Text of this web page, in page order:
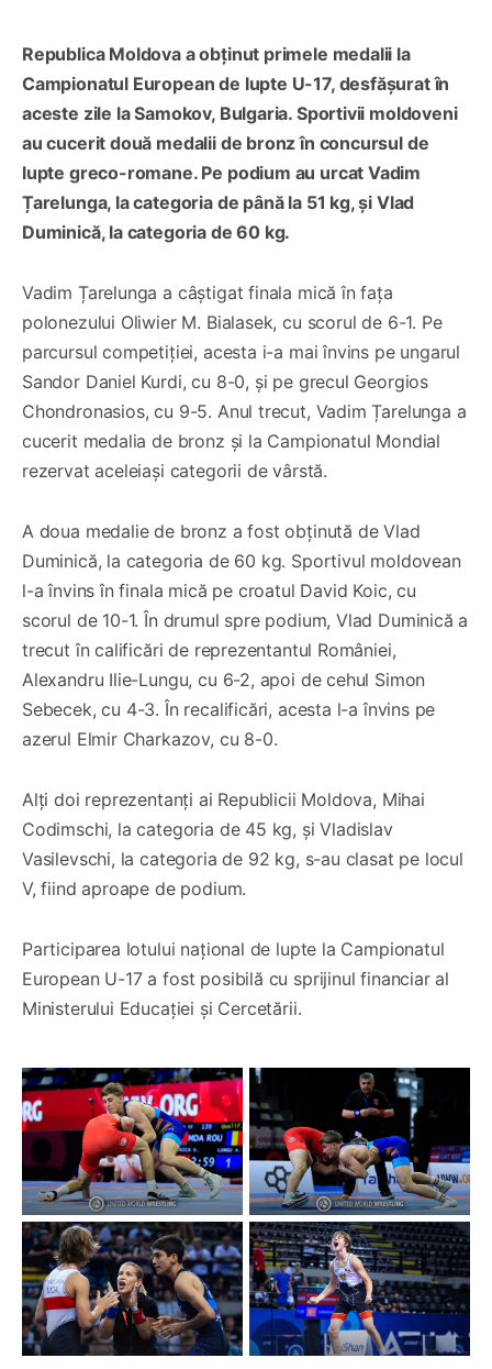
Republica Moldova a obținut primele medalii la
Campionatul European de lupte U-17, desfășurat în
aceste zile la Samokov, Bulgaria. Sportivii moldoveni
au cucerit două medalii de bronz în concursul de
lupte greco-romane. Pe podium au urcat Vadim
Țarelunga, la categoria de până la 51 kg, și Vlad
Duminică, la categoria de 60 kg.
Vadim Țarelunga a câștigat finala mică în fața
polonezului Oliwier M. Bialasek, cu scorul de 6-1. Pe
parcursul competiției, acesta i-a mai învins pe ungarul
Sandor Daniel Kurdi, cu 8-0, și pe grecul Georgios
Chondronasios, cu 9-5. Anul trecut, Vadim Țarelunga a
cucerit medalia de bronz și la Campionatul Mondial
rezervat aceleiași categorii de vârstă.
A doua medalie de bronz a fost obținută de Vlad
Duminică, la categoria de 60 kg. Sportivul moldovean
l-a învins în finala mică pe croatul David Koic, cu
scorul de 10-1. În drumul spre podium, Vlad Duminică a
trecut în calificări de reprezentantul României,
Alexandru Ilie-Lungu, cu 6-2, apoi de cehul Simon
Sebecek, cu 4-3. În recalificări, acesta l-a învins pe
azerul Elmir Charkazov, cu 8-0.
Alți doi reprezentanți ai Republicii Moldova, Mihai
Codimschi, la categoria de 45 kg, și Vladislav
Vasilevschi, la categoria de 92 kg, s-au clasat pe locul
V, fiind aproape de podium.
Participarea lotului național de lupte la Campionatul
European U-17 a fost posibilă cu sprijinul financiar al
Ministerului Educației și Cercetării.